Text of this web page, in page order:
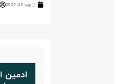
ژانویه 23, 2025